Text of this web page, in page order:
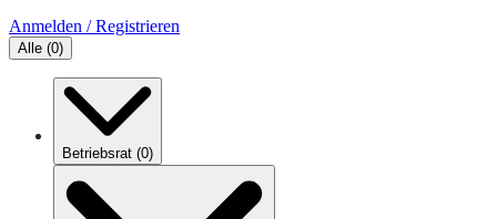
Anmelden / Registrieren
Alle (0)
Betriebsrat (0)